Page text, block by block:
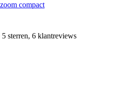
compact
sterren, 6 klantreviews